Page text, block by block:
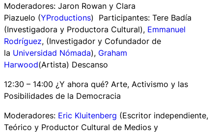
Moderadores: Jaron Rowan y Clara
Piazuelo (YProductions) Participantes: Tere Badía
(Investigadora y Productora Cultural), Emmanuel
Rodríguez, (Investigador y Cofundador de
la Universidad Nómada), Graham
Harwood(Artista) Descanso
12:30 – 14:00 ¿Y ahora qué? Arte, Activismo y las
Posibilidades de la Democracia
Moderadores: Eric Kluitenberg (Escritor independiente,
Teórico y Productor Cultural de Medios y